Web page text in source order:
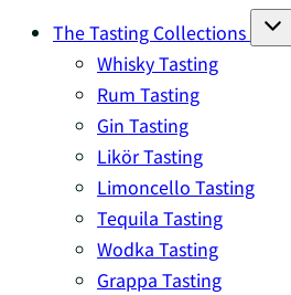
The Tasting Collections
Whisky Tasting
Rum Tasting
Gin Tasting
Likör Tasting
Limoncello Tasting
Tequila Tasting
Wodka Tasting
Grappa Tasting